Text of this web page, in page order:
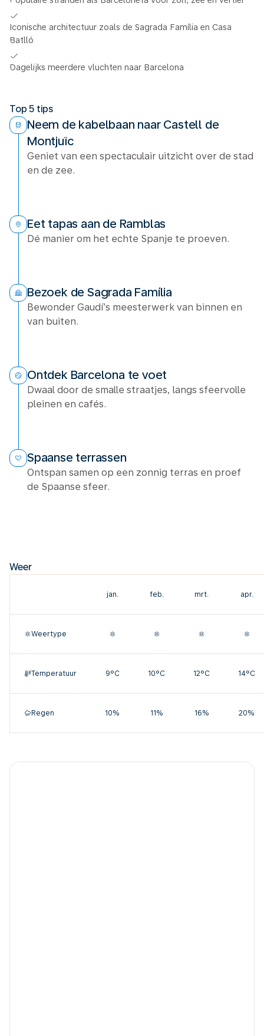
Iconische architectuur zoals de Sagrada Família en Casa
Batlló
Dagelijks meerdere vluchten naar Barcelona
Top 5 tips
Neem de kabelbaan naar Castell de
Montjuïc
Geniet van een spectaculair uitzicht over de stad
en de zee.
Eet tapas aan de Ramblas
Dé manier om het echte Spanje te proeven.
Bezoek de Sagrada Família
Bewonder Gaudí’s meesterwerk van binnen en
van buiten.
Ontdek Barcelona te voet
Dwaal door de smalle straatjes, langs sfeervolle
pleinen en cafés.
Spaanse terrassen
Ontspan samen op een zonnig terras en proef
de Spaanse sfeer.
Weer
jan. feb. mrt. apr.
Weertype
Temperatuur 9°C 10°C 12°C 14°C
Regen 10% 11% 16% 20%